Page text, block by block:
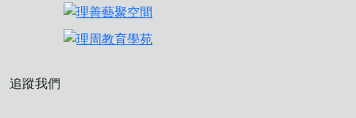
追蹤我們